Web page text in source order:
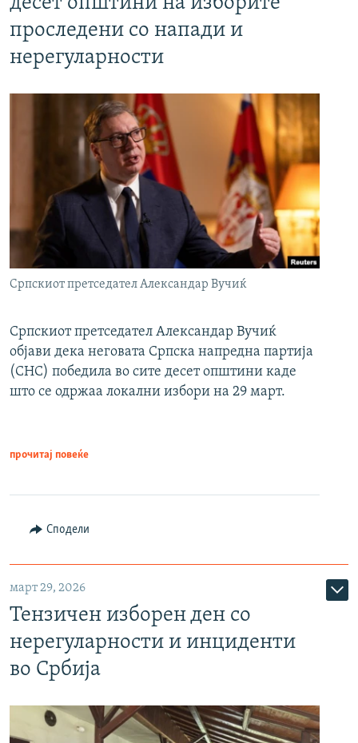
проследени со напади и
нерегуларности
Српскиот претседател Александар Вучиќ
Српскиот претседател Александар Вучиќ
објави дека неговата Српска напредна партија
(СНС) победила во сите десет општини каде
што се одржаа локални избори на 29 март.
прочитај повеќе
Сподели
март 29, 2026
Тензичен изборен ден со
нерегуларности и инциденти
во Србија